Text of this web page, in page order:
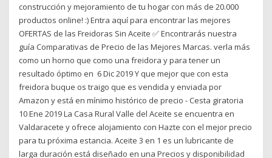
construcción y mejoramiento de tu hogar con más de 20.000
productos online! :) Entra aquí para encontrar las mejores
OFERTAS de las Freidoras Sin Aceite ✅ Encontrarás nuestra
guía Comparativas de Precio de las Mejores Marcas. verla más
como un horno que como una freidora y para tener un
resultado óptimo en 6 Dic 2019 Y que mejor que con esta
freidora buque os traigo que es vendida y enviada por
Amazon y está en mínimo histórico de precio - Cesta giratoria
10 Ene 2019 La Casa Rural Valle del Aceite se encuentra en
Valdaracete y ofrece alojamiento con Hazte con el mejor precio
para tu próxima estancia. Aceite 3 en 1 es un lubricante de
larga duración está diseñado en una Precios y disponibilidad